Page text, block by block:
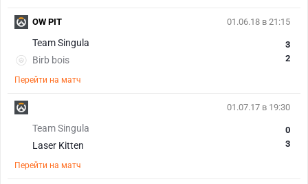
01.06.18 в 21:15
Team Singula
Birb bois
3
2
Перейти на матч
OW PIT
01.07.17 в 19:30
Team Singula
Laser Kitten
0
3
Перейти на матч